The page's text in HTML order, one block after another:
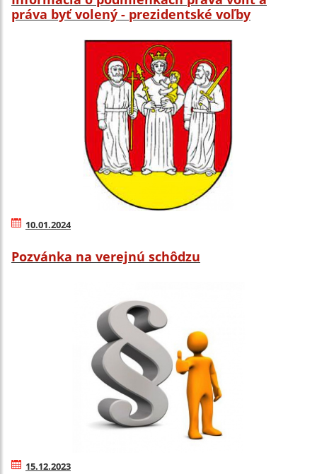
práva byť volený - prezidentské voľby
10.01.2024
Pozvánka na verejnú schôdzu
15.12.2023